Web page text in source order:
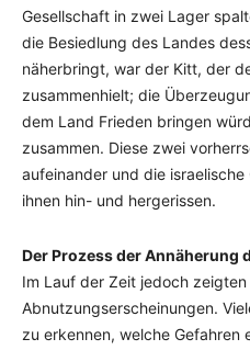
Gesellschaft in zwei Lager
die Besiedlung des Landes
näherbringt, war der Kitt, der
zusammenhielt; die
dem Land Frieden bringen
zusammen. Diese zwei
aufeinander und die
ihnen hin- und hergerissen.
Der Prozess der Annäherung
Im Lauf der Zeit jedoch
Abnutzungserscheinungen.
zu erkennen, welche Gefahren